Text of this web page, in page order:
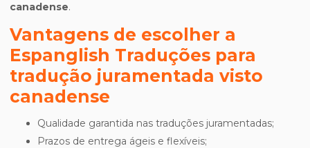
canadense.
Vantagens de escolher a
Espanglish Traduções para
tradução juramentada visto
canadense
Qualidade garantida nas traduções juramentadas;
Prazos de entrega ágeis e flexíveis;